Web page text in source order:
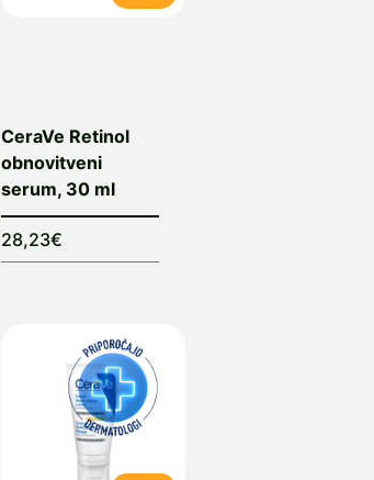
CeraVe Retinol
obnovitveni
serum, 30 ml
28,23€